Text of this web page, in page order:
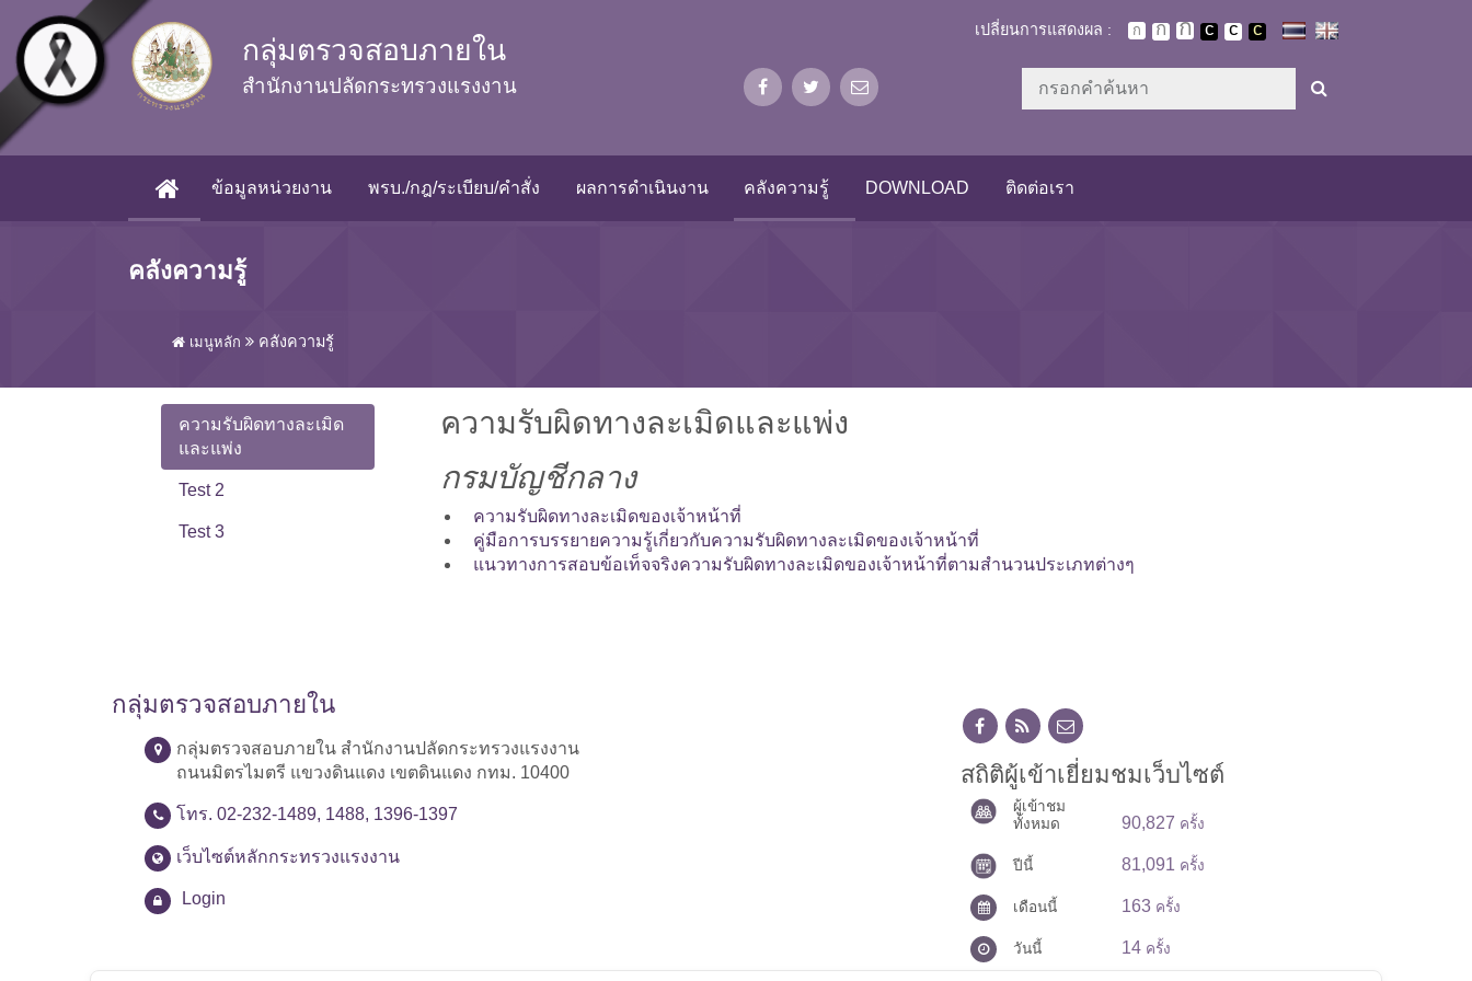
Skip to main content
กลุ่มตรวจสอบภายใน
สำนักงานปลัดกระทรวงแรงงาน
เปลี่ยนการแสดงผล :
(CURRENT)
ข้อมูลหน่วยงาน พรบ./กฎ/ระเบียบ/คำสั่ง ผลการดำเนินงาน คลังความรู้ DOWNLOAD ติดต่อเรา
คลังความรู้
เมนูหลัก คลังความรู้
ความรับผิดทางละเมิด
และแพ่ง
Test 2
Test 3
ความรับผิดทางละเมิดและแพ่ง
กรมบัญชีกลาง
ความรับผิดทางละเมิดของเจ้าหน้าที่
คู่มือการบรรยายความรู้เกี่ยวกับความรับผิดทางละเมิดของเจ้าหน้าที่
แนวทางการสอบข้อเท็จจริงความรับผิดทางละเมิดของเจ้าหน้าที่ตามสำนวนประเภทต่างๆ
กลุ่มตรวจสอบภายใน
กลุ่มตรวจสอบภายใน สำนักงานปลัดกระทรวงแรงงาน
ถนนมิตรไมตรี แขวงดินแดง เขตดินแดง กทม. 10400
โทร. 02-232-1489, 1488, 1396-1397
เว็บไซต์หลักกระทรวงแรงงาน
Login
สถิติผู้เข้าเยี่ยมชมเว็บไซต์
ผู้เข้าชม
ทั้งหมด
90,827 ครั้ง
ปีนี้ 81,091 ครั้ง
เดือนนี้ 163 ครั้ง
วันนี้ 14 ครั้ง